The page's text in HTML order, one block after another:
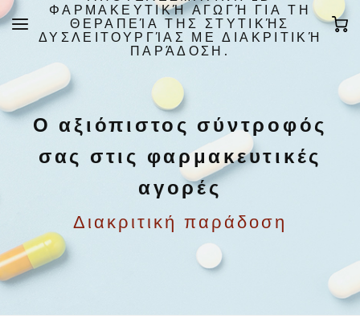
ΦΑΡΜΑΚΕΥΤΙΚΉ ΑΓΩΓΉ ΓΙΑ ΤΗ
ΘΕΡΑΠΕΊΑ ΤΗΣ ΣΤΥΤΙΚΉΣ
ΔΥΣΛΕΙΤΟΥΡΓΊΑΣ ΜΕ ΔΙΑΚΡΙΤΙΚΉ
ΠΑΡΆΔΟΣΗ.
Ο αξιόπιστος σύντροφός
σας στις φαρμακευτικές
αγορές
Διακριτική παράδοση